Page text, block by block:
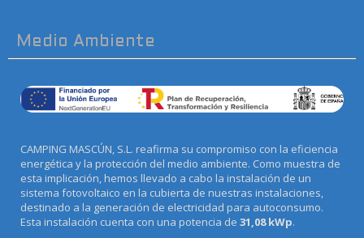
Medio Ambiente
CAMPING MASCÚN, S.L. reafirma su compromiso con la eficiencia
energética y la protección del medio ambiente. Como muestra de
esta implicación, hemos llevado a cabo la instalación de un
sistema fotovoltaico en la cubierta de nuestras instalaciones,
destinado a la generación de electricidad para autoconsumo.
Esta instalación cuenta con una potencia de 31,08 kWp.